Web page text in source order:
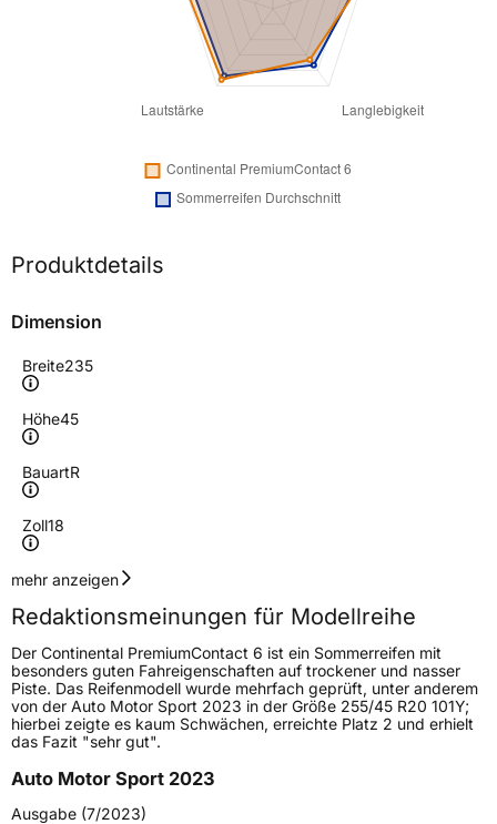
Produktdetails
Dimension
Breite235
Höhe45
BauartR
Zoll18
Geschwindigkeitsindex
Höchstgeschwindigkeit
300 km/h
Lastindex98
Höchstlast750 kg
Gewicht (in kg)9,967 kg
mehr anzeigen
Redaktionsmeinungen für Modellreihe
Der Continental PremiumContact 6 ist ein Sommerreifen mit
besonders guten Fahreigenschaften auf trockener und nasser
Piste. Das Reifenmodell wurde mehrfach geprüft, unter anderem
von der Auto Motor Sport 2023 in der Größe 255/45 R20 101Y;
hierbei zeigte es kaum Schwächen, erreichte Platz 2 und erhielt
das Fazit "sehr gut".
Auto Motor Sport 2023
Ausgabe (7/2023)